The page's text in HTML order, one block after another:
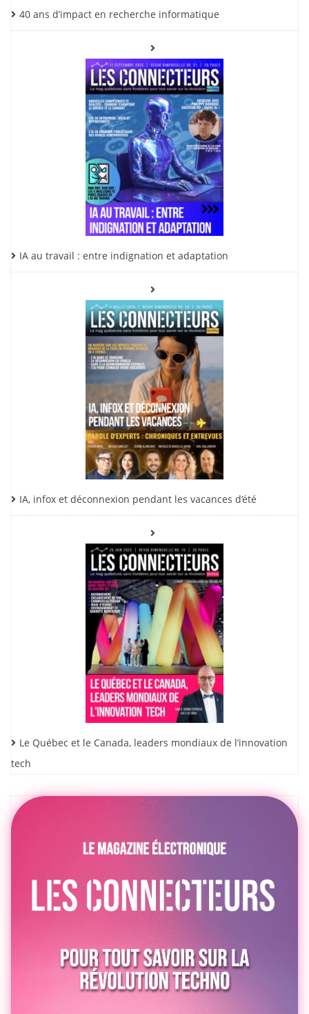
40 ans d’impact en recherche informatique
IA au travail : entre indignation et adaptation
IA, infox et déconnexion pendant les vacances d’été
Le Québec et le Canada, leaders mondiaux de l’innovation
tech